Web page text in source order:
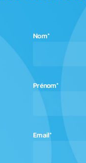
Nom*
Prénom*
Email*